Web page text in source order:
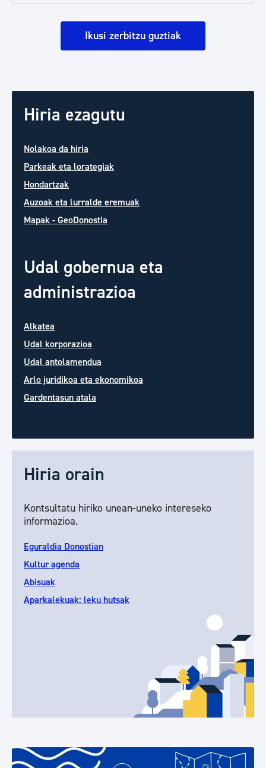
Ikusi zerbitzu guztiak
Hiria ezagutu
Nolakoa da hiria
Parkeak eta lorategiak
Hondartzak
Auzoak eta lurralde eremuak
Mapak - GeoDonostia
Udal gobernua eta
administrazioa
Alkatea
Udal korporazioa
Udal antolamendua
Arlo juridikoa eta ekonomikoa
Gardentasun atala
Hiria orain
Kontsultatu hiriko unean-uneko intereseko
informazioa.
Eguraldia Donostian
Kultur agenda
Abisuak
Aparkalekuak: leku hutsak